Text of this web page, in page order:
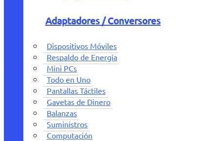
Adaptadores / Conversores
Dispositivos Móviles
Respaldo de Energía
Mini PCs
Todo en Uno
Pantallas Táctiles
Gavetas de Dinero
Balanzas
Suministros
Computación